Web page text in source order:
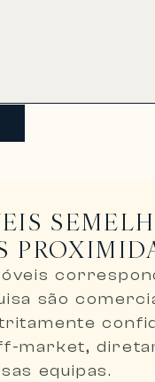
são
market,
equipas.